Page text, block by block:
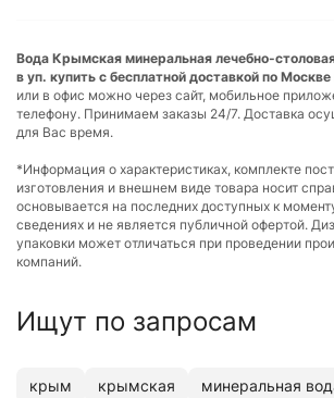
Вода Крымская минеральная лечебно-
в уп. купить с бесплатной доставкой по
или в офис можно через сайт, мобильное
телефону. Принимаем заказы 24/7. Доставка
для Вас время.
*Информация о характеристиках, комплекте
изготовления и внешнем виде товара носит
основывается на последних доступных к
сведениях и не является публичной офертой.
упаковки может отличаться при проведении
компаний.
Ищут по запросам
крым крымская минеральная